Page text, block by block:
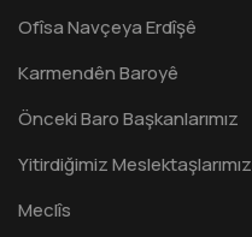
Ofîsa Navçeya Erdîşê
Karmendên Baroyê
Önceki Baro Başkanlarımız
Yitirdiğimiz Meslektaşlarımız
Meclîs